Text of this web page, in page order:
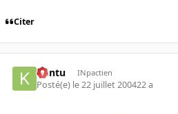
Citer
Kuntu INpactien
Posté(e) le 22 juillet 200422 a